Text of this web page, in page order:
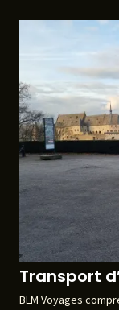
Transport
BLM Voyages